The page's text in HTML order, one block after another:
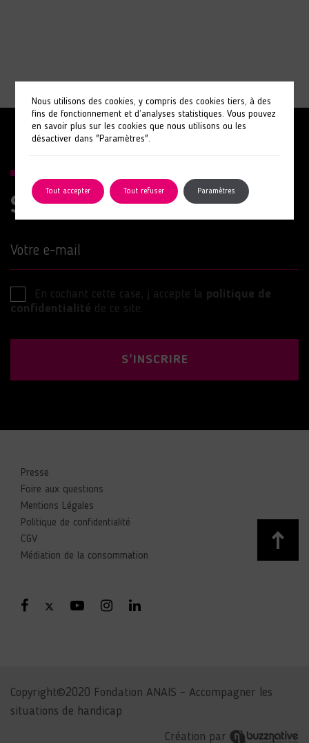
Suivez nos actions
Votre e-mail
En cochant cette case, j’accepte la politique de
confidentialité de ce site.
S'INSCRIRE
Presse
Foire aux questions
Mentions Légales
Politique de confidentialité
CGV
Médiation de la consommation
Copyright©2020 Fondation ANAIS – Accompagner les
situations de handicap
Création par
Nous utilisons des cookies, y compris des cookies tiers, à des
fins de fonctionnement et d’analyses statistiques. Vous pouvez
en savoir plus sur les cookies que nous utilisons ou les
désactiver dans "Paramètres".
Tout accepter Tout refuser Paramètres